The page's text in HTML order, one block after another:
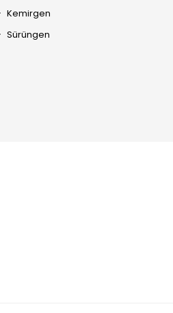
Kemirgen
Sürüngen